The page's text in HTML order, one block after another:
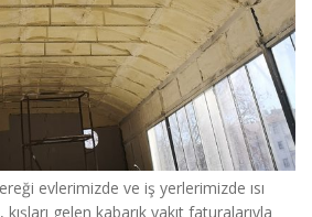
evlerimizde ve iş yerlerimizde ısı
gelen kabarık yakıt faturalarıyla